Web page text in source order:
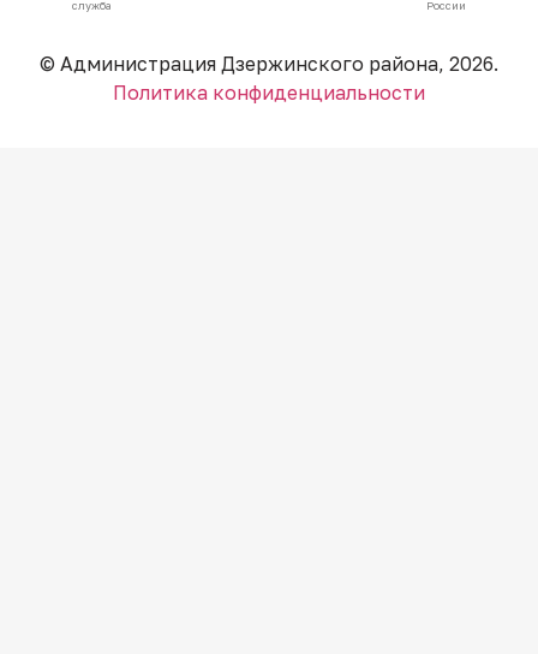
служба
России
© Администрация Дзержинского района, 2026.
Политика конфиденциальности